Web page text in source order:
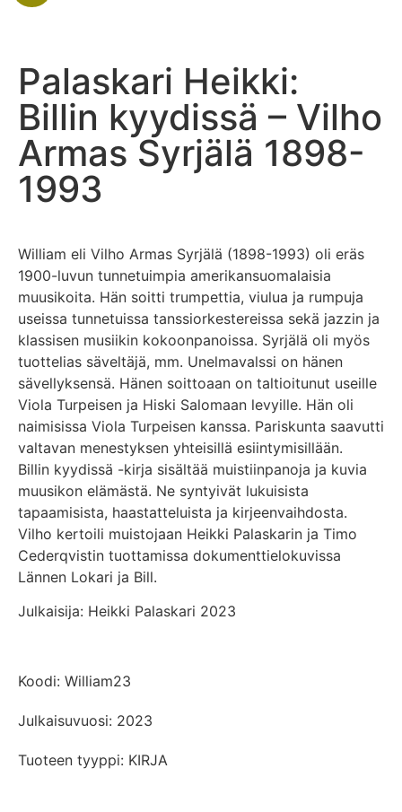
Palaskari Heikki:
Billin kyydissä – Vilho
Armas Syrjälä 1898-
1993
William eli Vilho Armas Syrjälä (1898-1993) oli eräs
1900-luvun tunnetuimpia amerikansuomalaisia
muusikoita. Hän soitti trumpettia, viulua ja rumpuja
useissa tunnetuissa tanssiorkestereissa sekä jazzin ja
klassisen musiikin kokoonpanoissa. Syrjälä oli myös
tuottelias säveltäjä, mm. Unelmavalssi on hänen
sävellyksensä. Hänen soittoaan on taltioitunut useille
Viola Turpeisen ja Hiski Salomaan levyille. Hän oli
naimisissa Viola Turpeisen kanssa. Pariskunta saavutti
valtavan menestyksen yhteisillä esiintymisillään.
Billin kyydissä -kirja sisältää muistiinpanoja ja kuvia
muusikon elämästä. Ne syntyivät lukuisista
tapaamisista, haastatteluista ja kirjeenvaihdosta.
Vilho kertoili muistojaan Heikki Palaskarin ja Timo
Cederqvistin tuottamissa dokumenttielokuvissa
Lännen Lokari ja Bill.
Julkaisija: Heikki Palaskari 2023
Koodi: William23
Julkaisuvuosi: 2023
Tuoteen tyyppi: KIRJA